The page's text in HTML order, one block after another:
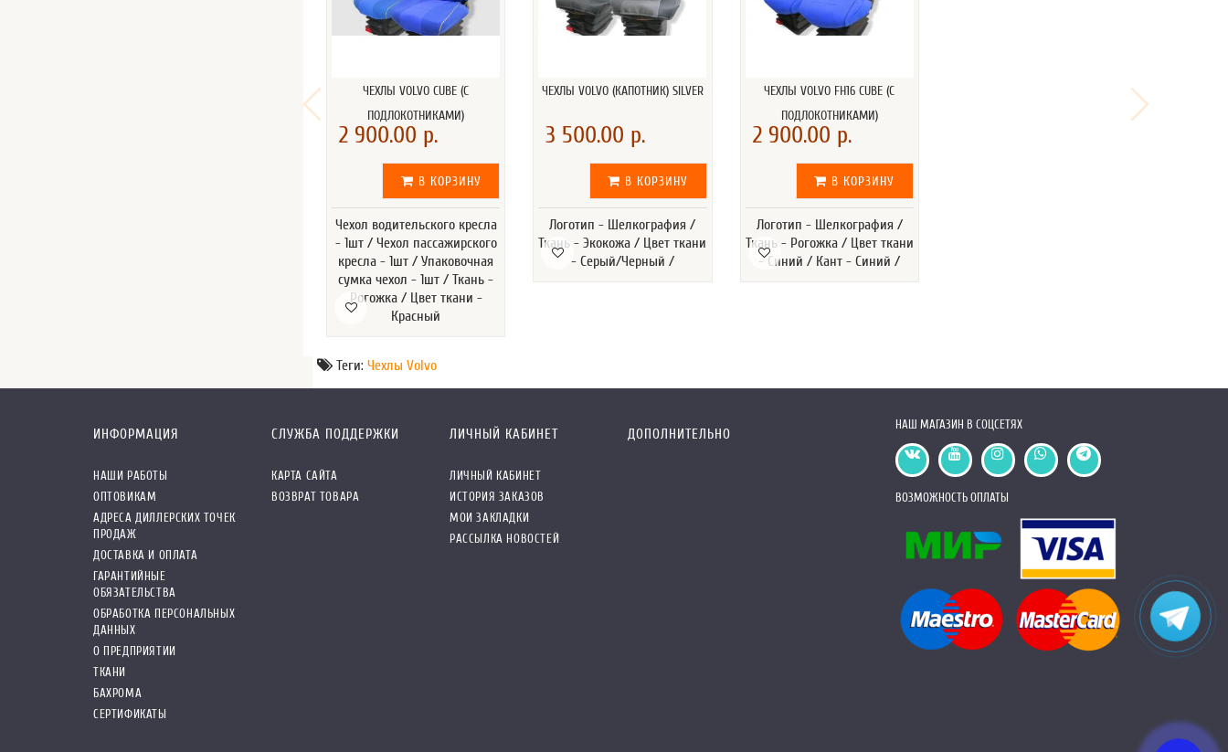
ЧЕХЛЫ VOLVO CUBE (С
ПОДЛОКОТНИКАМИ)
2 900.00 р.
В КОРЗИНУ
Чехол водительского кресла
- 1шт / Чехол пассажирского
кресла - 1шт / Упаковочная
сумка чехол - 1шт / Ткань -
Рогожка / Цвет ткани -
Красный
ЧЕХЛЫ VOLVO (КАПОТНИК) SILVER
3 500.00 р.
В КОРЗИНУ
Логотип - Шелкография /
Ткань - Экокожа / Цвет ткани
- Серый/Черный /
ЧЕХЛЫ VOLVO FH16 CUBE (С
ПОДЛОКОТНИКАМИ)
2 900.00 р.
В КОРЗИНУ
Логотип - Шелкография /
Ткань - Рогожка / Цвет ткани
- Синий / Кант - Синий /
Теги:Чехлы Volvo
ИНФОРМАЦИЯ
НАШИ РАБОТЫ
ОПТОВИКАМ
АДРЕСА ДИЛЛЕРСКИХ ТОЧЕК
ПРОДАЖ
ДОСТАВКА И ОПЛАТА
ГАРАНТИЙНЫЕ
ОБЯЗАТЕЛЬСТВА
ОБРАБОТКА ПЕРСОНАЛЬНЫХ
ДАННЫХ
О ПРЕДПРИЯТИИ
ТКАНИ
БАХРОМА
СЕРТИФИКАТЫ
СЛУЖБА ПОДДЕРЖКИ
КАРТА САЙТА
ВОЗВРАТ ТОВАРА
ЛИЧНЫЙ КАБИНЕТ
ЛИЧНЫЙ КАБИНЕТ
ИСТОРИЯ ЗАКАЗОВ
МОИ ЗАКЛАДКИ
РАССЫЛКА НОВОСТЕЙ
ДОПОЛНИТЕЛЬНО
НАШ МАГАЗИН В СОЦСЕТЯХ
ВОЗМОЖНОСТЬ ОПЛАТЫ